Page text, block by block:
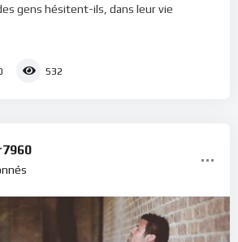
gens hésitent-ils, dans leur vie
532